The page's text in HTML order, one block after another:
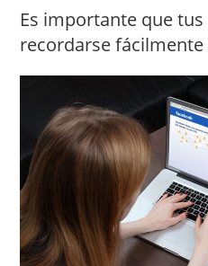
Es importante que
recordarse fácilmente